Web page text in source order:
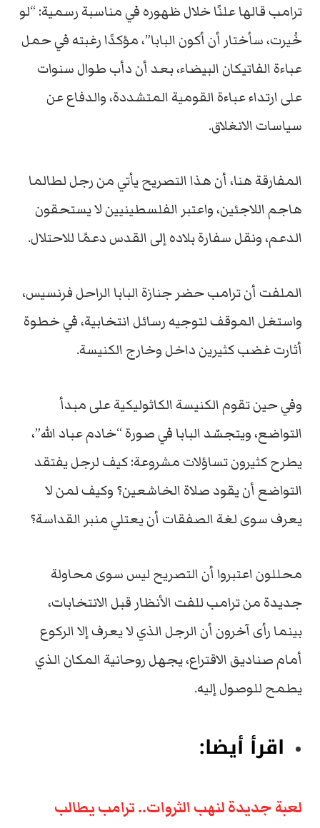
ترامب قالها علنًا خلال ظهوره في مناسبة رسمية: “لو
خُيرت، سأختار أن أكون البابا”، مؤكدًا رغبته في حمل
عباءة الفاتيكان البيضاء، بعد أن دأب طوال سنوات
على ارتداء عباءة القومية المتشددة، والدفاع عن
سياسات الانغلاق.
المفارقة هنا، أن هذا التصريح يأتي من رجل لطالما
هاجم اللاجئين، واعتبر الفلسطينيين لا يستحقون
الدعم، ونقل سفارة بلاده إلى القدس دعمًا للاحتلال.
الملفت أن ترامب حضر جنازة البابا الراحل فرنسيس،
واستغل الموقف لتوجيه رسائل انتخابية، في خطوة
أثارت غضب كثيرين داخل وخارج الكنيسة.
وفي حين تقوم الكنيسة الكاثوليكية على مبدأ
التواضع، ويتجسّد البابا في صورة “خادم عباد الله”،
يطرح كثيرون تساؤلات مشروعة: كيف لرجل يفتقد
التواضع أن يقود صلاة الخاشعين؟ وكيف لمن لا
يعرف سوى لغة الصفقات أن يعتلي منبر القداسة؟
محللون اعتبروا أن التصريح ليس سوى محاولة
جديدة من ترامب للفت الأنظار قبل الانتخابات،
بينما رأى آخرون أن الرجل الذي لا يعرف إلا الركوع
أمام صناديق الاقتراع، يجهل روحانية المكان الذي
يطمح للوصول إليه.
اقرأ أيضا:
لعبة جديدة لنهب الثروات.. ترامب يطالب